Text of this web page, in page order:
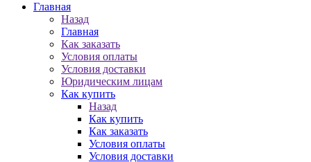
Главная
Назад
Главная
Как заказать
Условия оплаты
Условия доставки
Юридическим лицам
Как купить
Назад
Как купить
Как заказать
Условия оплаты
Условия доставки